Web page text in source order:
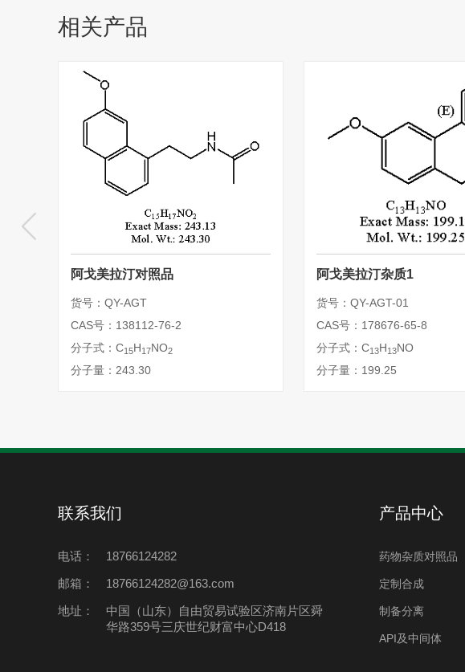
相关产品
阿戈美拉汀对照品
货号：QY-AGT
CAS号：138112-76-2
分子式：C15H17NO2
分子量：243.30
阿戈美拉汀杂质1
货号：QY-AGT-01
CAS号：178676-65-8
分子式：C13H13NO
分子量：199.25
联系我们
电话：
18766124282
邮箱：
18766124282@163.com
地址：
中国（山东）自由贸易试验区济南片区舜
华路359号三庆世纪财富中心D418
产品中心
药物杂质对照品
定制合成
制备分离
API及中间体